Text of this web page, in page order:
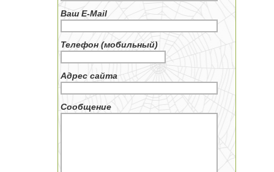
Ваш E-Mail
Телефон (мобильный)
Адрес сайта
Сообщение